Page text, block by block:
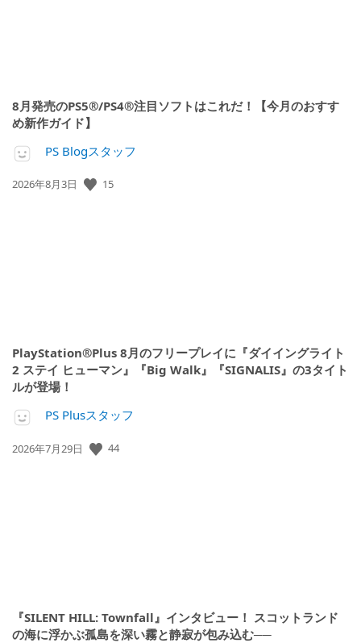
8月発売のPS5®/PS4®注目ソフトはこれだ！【今月のおすす
め新作ガイド】
PS Blogスタッフ
公
2026年8月3日 15
PlayStation®Plus 8月のフリープレイに『ダイイングライト
2 ステイ ヒューマン』『Big Walk』『SIGNALIS』の3タイト
ルが登場！
PS Plusスタッフ
公
2026年7月29日 44
『SILENT HILL: Townfall』インタビュー！ スコットランド
の海に浮かぶ孤島を深い霧と静寂が包み込む──